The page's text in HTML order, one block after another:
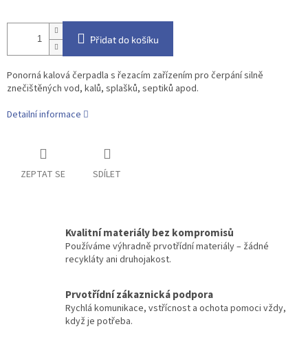
Přidat do košíku
Ponorná kalová čerpadla s řezacím zařízením pro čerpání silně
znečištěných vod, kalů, splašků, septiků apod.
Detailní informace
ZEPTAT SE SDÍLET
Kvalitní materiály bez kompromisů
Používáme výhradně prvotřídní materiály – žádné
recykláty ani druhojakost.
Prvotřídní zákaznická podpora
Rychlá komunikace, vstřícnost a ochota pomoci vždy,
když je potřeba.